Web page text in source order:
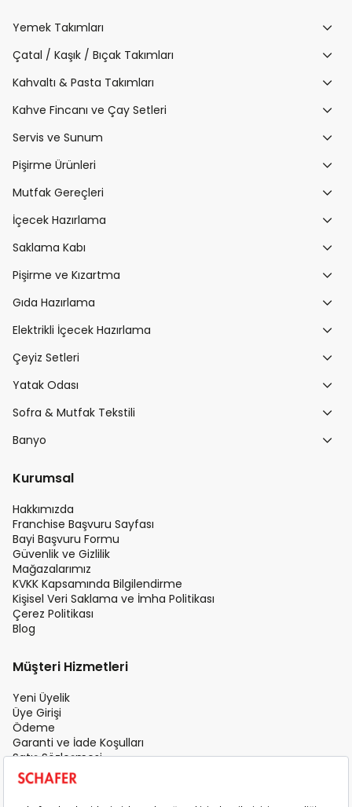
Yemek Takımları
Çatal / Kaşık / Bıçak Takımları
Kahvaltı & Pasta Takımları
Kahve Fincanı ve Çay Setleri
Servis ve Sunum
Pişirme Ürünleri
Mutfak Gereçleri
İçecek Hazırlama
Saklama Kabı
Pişirme ve Kızartma
Gıda Hazırlama
Elektrikli İçecek Hazırlama
Çeyiz Setleri
Yatak Odası
Sofra & Mutfak Tekstili
Banyo
Kurumsal
Hakkımızda
Franchise Başvuru Sayfası
Bayi Başvuru Formu
Güvenlik ve Gizlilik
Mağazalarımız
KVKK Kapsamında Bilgilendirme
Kişisel Veri Saklama ve İmha Politikası
Çerez Politikası
Blog
Müşteri Hizmetleri
Yeni Üyelik
Üye Girişi
Ödeme
Garanti ve İade Koşulları
Satış Sözleşmesi
Üyelik Sözleşmesi
İletişim
Teslimat Koşulları